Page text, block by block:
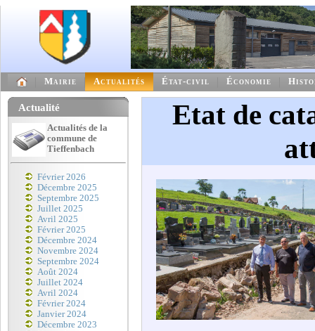
Mairie Actualités État-civil Économie
Actualité
Actualités de la
commune de
Tieffenbach
Février 2026
Décembre 2025
Septembre 2025
Juillet 2025
Avril 2025
Février 2025
Décembre 2024
Novembre 2024
Septembre 2024
Août 2024
Juillet 2024
Avril 2024
Février 2024
Janvier 2024
Décembre 2023
Etat de